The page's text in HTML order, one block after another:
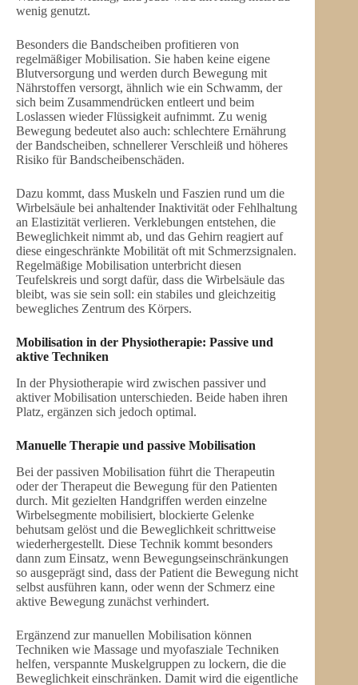
wenig genutzt.
Besonders die Bandscheiben profitieren von
regelmäßiger Mobilisation. Sie haben keine eigene
Blutversorgung und werden durch Bewegung mit
Nährstoffen versorgt, ähnlich wie ein Schwamm, der
sich beim Zusammendrücken entleert und beim
Loslassen wieder Flüssigkeit aufnimmt. Zu wenig
Bewegung bedeutet also auch: schlechtere Ernährung
der Bandscheiben, schnellerer Verschleiß und höheres
Risiko für Bandscheibenschäden.
Dazu kommt, dass Muskeln und Faszien rund um die
Wirbelsäule bei anhaltender Inaktivität oder Fehlhaltung
an Elastizität verlieren. Verklebungen entstehen, die
Beweglichkeit nimmt ab, und das Gehirn reagiert auf
diese eingeschränkte Mobilität oft mit Schmerzsignalen.
Regelmäßige Mobilisation unterbricht diesen
Teufelskreis und sorgt dafür, dass die Wirbelsäule das
bleibt, was sie sein soll: ein stabiles und gleichzeitig
bewegliches Zentrum des Körpers.
Mobilisation in der Physiotherapie: Passive und
aktive Techniken
In der Physiotherapie wird zwischen passiver und
aktiver Mobilisation unterschieden. Beide haben ihren
Platz, ergänzen sich jedoch optimal.
Manuelle Therapie und passive Mobilisation
Bei der passiven Mobilisation führt die Therapeutin
oder der Therapeut die Bewegung für den Patienten
durch. Mit gezielten Handgriffen werden einzelne
Wirbelsegmente mobilisiert, blockierte Gelenke
behutsam gelöst und die Beweglichkeit schrittweise
wiederhergestellt. Diese Technik kommt besonders
dann zum Einsatz, wenn Bewegungseinschränkungen
so ausgeprägt sind, dass der Patient die Bewegung nicht
selbst ausführen kann, oder wenn der Schmerz eine
aktive Bewegung zunächst verhindert.
Ergänzend zur manuellen Mobilisation können
Techniken wie Massage und myofasziale Techniken
helfen, verspannte Muskelgruppen zu lockern, die die
Beweglichkeit einschränken. Damit wird die eigentliche